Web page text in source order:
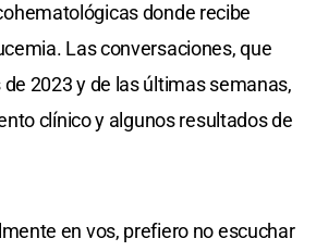
donde recibe
Las conversaciones, que
2023 y de las últimas semanas,
clínico y algunos resultados de
en vos, prefiero no escuchar